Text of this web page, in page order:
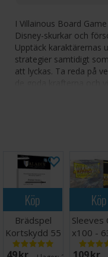
I Villainous Board
Disney-skurkar och
Upptäck karaktärernas
strategier samtidigt
att lyckas. Ta reda på
de goda krafterna och
Jafar (Aladdin),
(Alice i
Varje skurk har
Spelet där det är
Ödeskort gör att
Spelet innehåller: 6
90 ödeskort, 84
spelregler.
Köp
Brädspel
Kortskydd 55
st 63.5x89
Köp
Sleeves
x100 -
m/